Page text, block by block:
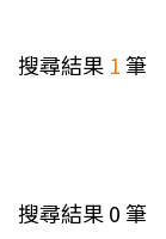
搜尋結果 1筆
搜尋結果0筆